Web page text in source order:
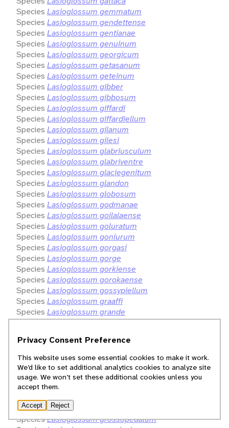
Species Lasioglossum gemmatum
Species Lasioglossum gendettense
Species Lasioglossum gentianae
Species Lasioglossum genuinum
Species Lasioglossum georgicum
Species Lasioglossum getasanum
Species Lasioglossum geteinum
Species Lasioglossum gibber
Species Lasioglossum gibbosum
Species Lasioglossum giffardi
Species Lasioglossum giffardiellum
Species Lasioglossum gilanum
Species Lasioglossum gilesi
Species Lasioglossum glabriusculum
Species Lasioglossum glabriventre
Species Lasioglossum glaciegenitum
Species Lasioglossum glandon
Species Lasioglossum globosum
Species Lasioglossum godmanae
Species Lasioglossum goilalaense
Species Lasioglossum goluratum
Species Lasioglossum goniurum
Species Lasioglossum gorgasi
Species Lasioglossum gorge
Species Lasioglossum gorkiense
Species Lasioglossum gorokaense
Species Lasioglossum gossypiellum
Species Lasioglossum graaffi
Species Lasioglossum grande
SpeciesLasioglossum grandiceps
Species Lasioglossum greavesi
SpeciesLasioglossum gressitti
Species Lasioglossum grinnelli
SpeciesLasioglossum griseipenne
SpeciesLasioglossum grisellinum
SpeciesLasioglossum griseocinctum
SpeciesLasioglossum griseolum
SpeciesLasioglossum grossopedalum
Privacy Consent Preference
This website uses some essential cookies to make it work.
We’d like to set additional analytics cookies to analyze site
usage. We won’t set these additional cookies unless you
accept them.
Accept Reject